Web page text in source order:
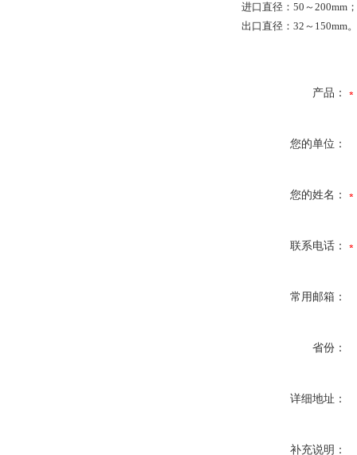
进口直径：50～200mm；
出口直径：32～150mm。
产品：
您的单位：
您的姓名：
联系电话：
常用邮箱：
省份：
详细地址：
补充说明：